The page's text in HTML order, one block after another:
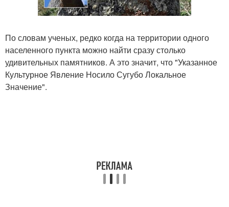
По словам ученых, редко когда на территории одного
населенного пункта можно найти сразу столько
удивительных памятников. А это значит, что "Указанное
Культурное Явление Носило Сугубо Локальное
Значение".